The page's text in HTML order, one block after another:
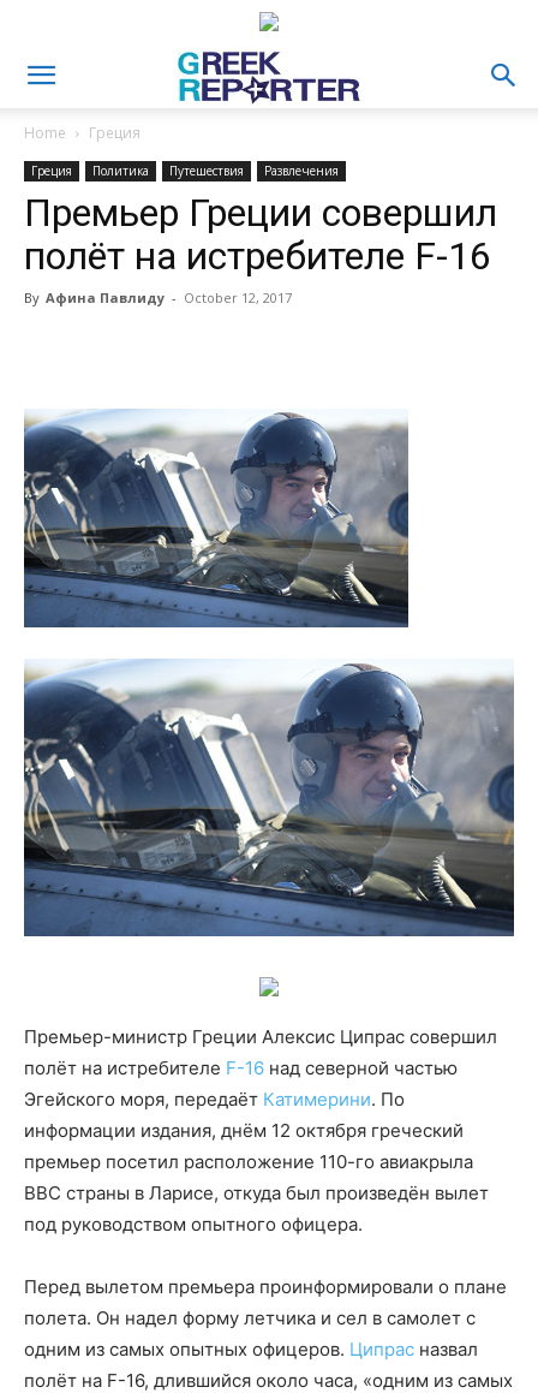
Home Греция
Греция Политика Путешествия Развлечения
Премьер Греции совершил
полёт на истребителе F-16
By Афина Павлиду - October 12, 2017
Премьер-министр Греции Алексис Ципрас совершил
полёт на истребителе F-16 над северной частью
Эгейского моря, передаёт Катимерини. По
информации издания, днём 12 октября греческий
премьер посетил расположение 110-го авиакрыла
ВВС страны в Ларисе, откуда был произведён вылет
под руководством опытного офицера.
Перед вылетом премьера проинформировали о плане
полета. Он надел форму летчика и сел в самолет с
одним из самых опытных офицеров. Ципрас назвал
полёт на F-16, длившийся около часа, «одним из самых